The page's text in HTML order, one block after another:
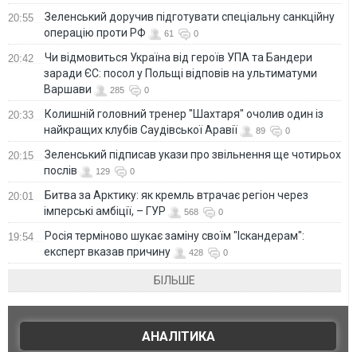
20:55
Зеленський доручив підготувати спеціальну санкційну
операцію проти РФ
61 0
20:42
Чи відмовиться Україна від героїв УПА та Бандери
заради ЄС: посол у Польщі відповів на ультиматуми
Варшави
285 0
20:33
Колишній головний тренер "Шахтаря" очолив один із
найкращих клубів Саудівської Аравії
89 0
20:15
Зеленський підписав укази про звільнення ще чотирьох
послів
129 0
20:01
Битва за Арктику: як кремль втрачає регіон через
імперські амбіції, – ГУР
568 0
19:54
Росія терміново шукає заміну своїм "Іскандерам":
експерт вказав причину
428 0
БІЛЬШЕ
АНАЛІТИКА